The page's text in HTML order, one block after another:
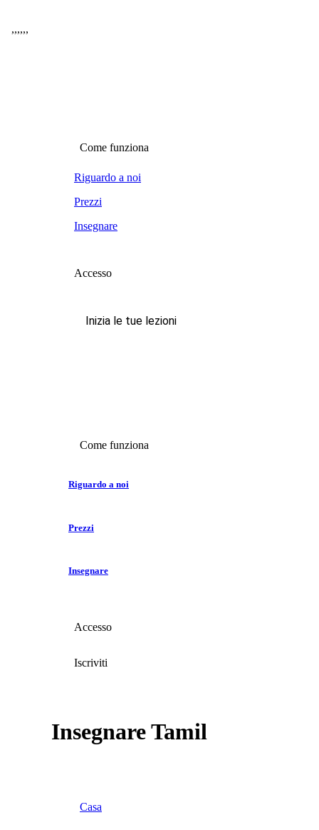
,,,,,,
Come funziona
Riguardo a noi
Prezzi
Insegnare
Accesso
Inizia le tue lezioni
Come funziona
Riguardo a noi
Prezzi
Insegnare
Accesso
Iscriviti
Insegnare Tamil
Casa